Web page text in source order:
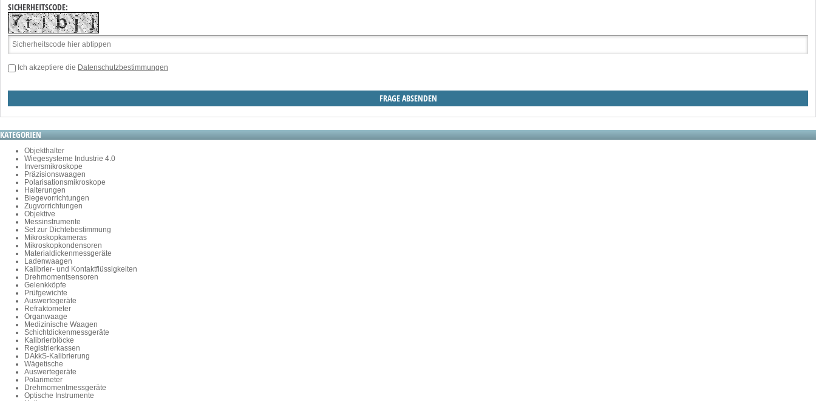
SICHERHEITSCODE:
Ich akzeptiere die Datenschutzbestimmungen
KATEGORIEN
Objekthalter
Wiegesysteme Industrie 4.0
Inversmikroskope
Präzisionswaagen
Polarisationsmikroskope
Halterungen
Biegevorrichtungen
Zugvorrichtungen
Objektive
Messinstrumente
Set zur Dichtebestimmung
Mikroskopkameras
Mikroskopkondensoren
Materialdickenmessgeräte
Ladenwaagen
Kalibrier- und Kontaktflüssigkeiten
Drehmomentsensoren
Gelenkköpfe
Prüfgewichte
Auswertegeräte
Refraktometer
Organwaage
Medizinische Waagen
Schichtdickenmessgeräte
Kalibrierblöcke
Registrierkassen
DAkkS-Kalibrierung
Wägetische
Auswertegeräte
Polarimeter
Drehmomentmessgeräte
Optische Instrumente